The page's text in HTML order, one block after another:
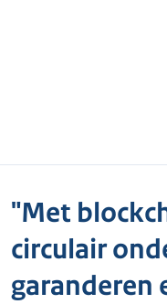
"Met
circulair
garanderen